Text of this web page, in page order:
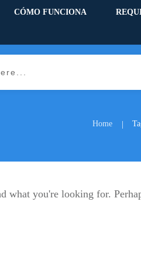
CÓMO FUNCIONA
Home |
what you're looking for.